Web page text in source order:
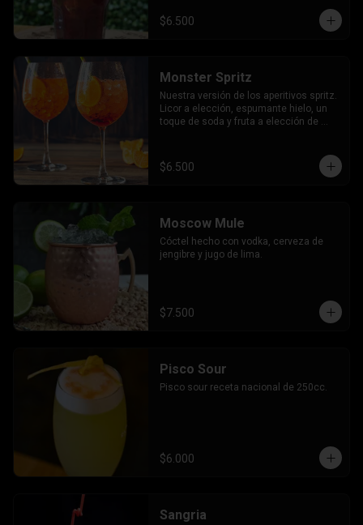
$6.500
Monster Spritz
Nuestra versión de los aperitivos spritz.
Licor a elección, espumante hielo, un
toque de soda y fruta a elección de
$6.500
Moscow Mule
Cóctel hecho con vodka, cerveza de
jengibre y jugo de lima.
$7.500
Pisco Sour
Pisco sour receta nacional de 250cc.
$6.000
Sangria